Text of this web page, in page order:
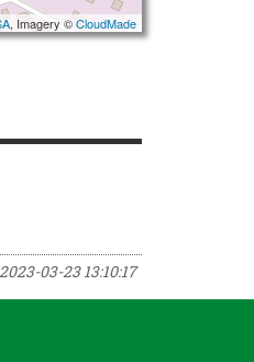
, Imagery ©CloudMade
2023-03-23 13:10:17